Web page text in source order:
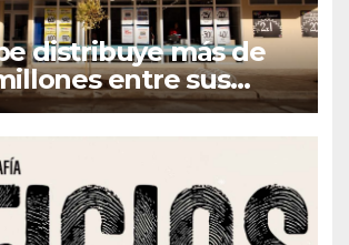
distribuye más de
entre sus
en concepto de
e Intereses